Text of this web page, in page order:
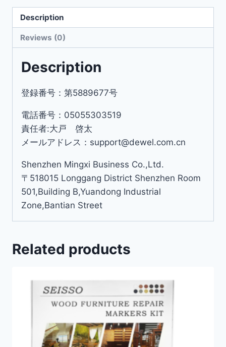
Description
Reviews (0)
Description
登録番号：第5889677号
電話番号：05055303519
責任者:大戸 啓太
メールアドレス：support@dewel.com.cn
Shenzhen Mingxi Business Co.,Ltd.
〒518015 Longgang District Shenzhen Room
501,Building B,Yuandong Industrial
Zone,Bantian Street
Related products